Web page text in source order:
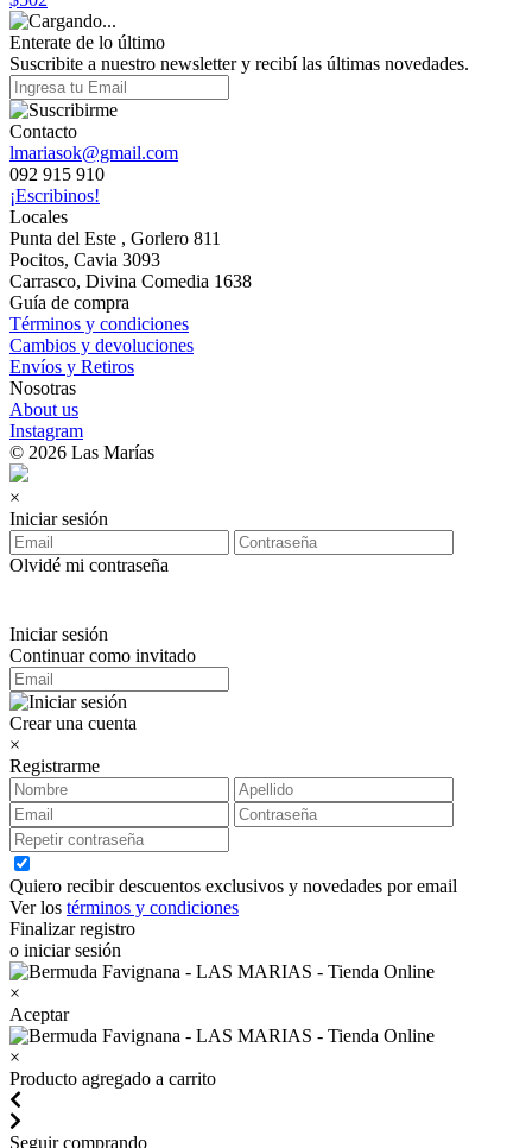
Enterate de lo último
Suscribite a nuestro newsletter y recibí las últimas novedades.
Contacto
lmariasok@gmail.com
092 915 910
¡Escribinos!
Locales
Punta del Este , Gorlero 811
Pocitos, Cavia 3093
Carrasco, Divina Comedia 1638
Guía de compra
Términos y condiciones
Cambios y devoluciones
Envíos y Retiros
Nosotras
About us
Instagram
© 2026 Las Marías
×
Iniciar sesión
Olvidé mi contraseña
Iniciar sesión
Continuar como invitado
Crear una cuenta
×
Registrarme
Quiero recibir descuentos exclusivos y novedades por email
Ver los términos y condiciones
Finalizar registro
o iniciar sesión
×
Aceptar
×
Producto agregado a carrito
Seguir comprando